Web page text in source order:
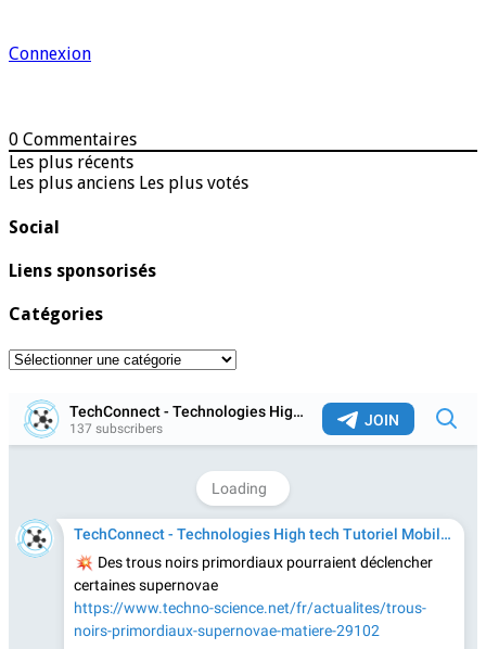
Connexion
0 Commentaires
Les plus récents
Les plus anciens Les plus votés
Social
Liens sponsorisés
Catégories
Catégories